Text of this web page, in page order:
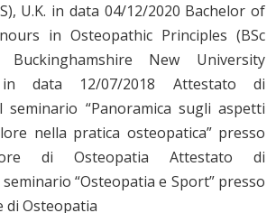
U.K. in data 04/12/2020 Bachelor of
in Osteopathic Principles (BSc
New University
in data 12/07/2018 Attestato di
seminario “Panoramica sugli aspetti
nella pratica osteopatica” presso
di Osteopatia Attestato di
“Osteopatia e Sport” presso
Osteopatia